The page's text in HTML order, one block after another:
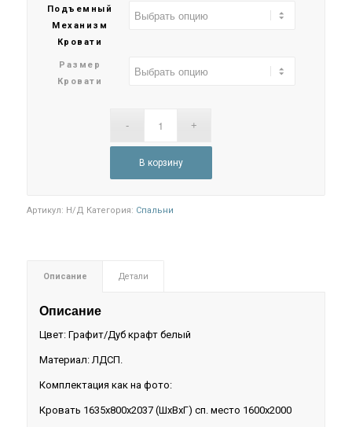
59.300₽
Подъемный
Механизм
Кровати
Размер
Кровати
В корзину
Артикул: Н/Д Категория: Спальни
Описание Детали
Описание
Цвет: Графит/Дуб крафт белый
Материал: ЛДСП.
Комплектация как на фото:
Кровать 1635х800х2037 (ШхВхГ) сп. место 1600х2000